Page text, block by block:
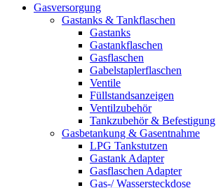
Gasversorgung
Gastanks & Tankflaschen
Gastanks
Gastankflaschen
Gasflaschen
Gabelstaplerflaschen
Ventile
Füllstandsanzeigen
Ventilzubehör
Tankzubehör & Befestigung
Gasbetankung & Gasentnahme
LPG Tankstutzen
Gastank Adapter
Gasflaschen Adapter
Gas-/ Wassersteckdose